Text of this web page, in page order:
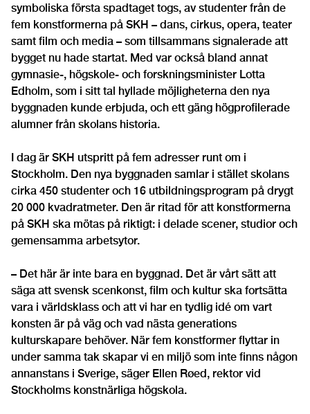
symboliska första spadtaget togs, av studenter från de
fem konstformerna på SKH – dans, cirkus, opera, teater
samt film och media – som tillsammans signalerade att
bygget nu hade startat. Med var också bland annat
gymnasie-, högskole- och forskningsminister Lotta
Edholm, som i sitt tal hyllade möjligheterna den nya
byggnaden kunde erbjuda, och ett gäng högprofilerade
alumner från skolans historia.
I dag är SKH utspritt på fem adresser runt om i
Stockholm. Den nya byggnaden samlar i stället skolans
cirka 450 studenter och 16 utbildningsprogram på drygt
20 000 kvadratmeter. Den är ritad för att konstformerna
på SKH ska mötas på riktigt: i delade scener, studior och
gemensamma arbetsytor.
– Det här är inte bara en byggnad. Det är vårt sätt att
säga att svensk scenkonst, film och kultur ska fortsätta
vara i världsklass och att vi har en tydlig idé om vart
konsten är på väg och vad nästa generations
kulturskapare behöver. När fem konstformer flyttar in
under samma tak skapar vi en miljö som inte finns någon
annanstans i Sverige, säger Ellen Røed, rektor vid
Stockholms konstnärliga högskola.